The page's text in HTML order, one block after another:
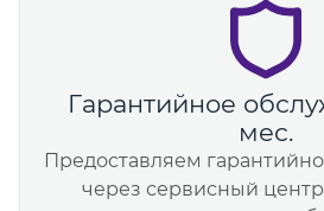
Гарантийное
мес.
Предоставляем
через сервисный центр